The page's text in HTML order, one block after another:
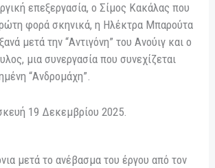
επεξεργασία, ο Σίμος Κακάλας που
φορά σκηνικά, η Ηλέκτρα Μπαρούτα
μετά την “Αντιγόνη” του Ανούιγ και ο
μια συνεργασία που συνεχίζεται
“Ανδρομάχη”.
19 Δεκεμβρίου 2025.
μετά το ανέβασμα του έργου από τον